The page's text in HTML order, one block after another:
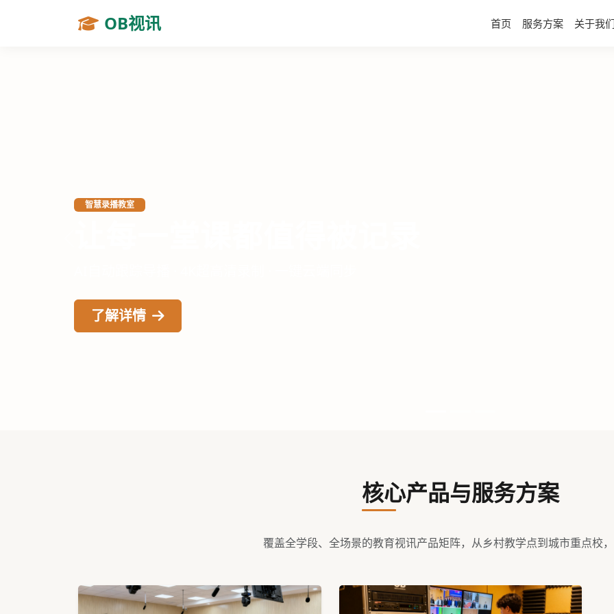
OB视讯 首页 服务方案 关于我
虚拟仿真实验视讯
探索方案
核心产品与服务方案
覆盖全学段、全场景的教育视讯产品矩阵，从乡村教学点到城市重点校